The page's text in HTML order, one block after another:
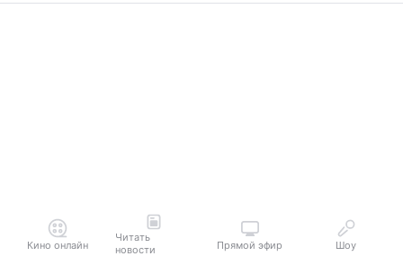
Кино онлайн
Читать
новости
Прямой эфир Шоу